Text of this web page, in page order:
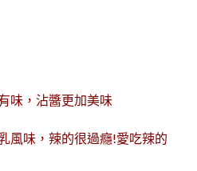
味，沾醬更加美味
風味，辣的很過癮!愛吃辣的